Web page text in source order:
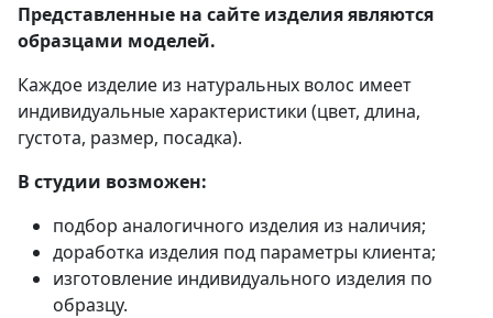
Представленные на сайте изделия являются
образцами моделей.
Каждое изделие из натуральных волос имеет
индивидуальные характеристики (цвет, длина,
густота, размер, посадка).
В студии возможен:
подбор аналогичного изделия из наличия;
доработка изделия под параметры клиента;
изготовление индивидуального изделия по
образцу.